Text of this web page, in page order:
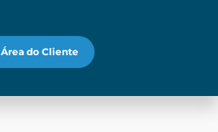
Área do Cliente